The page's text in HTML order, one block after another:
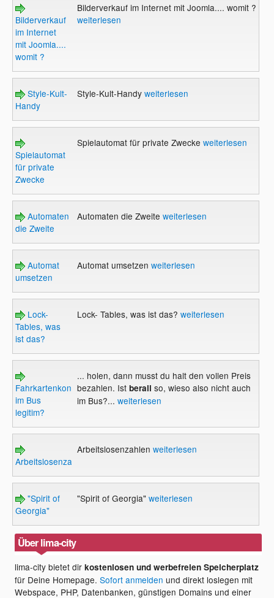
Bilderverkauf
im Internet
mit Joomla....
womit ?
Bilderverkauf im Internet mit Joomla.... womit ?
weiterlesen
Style-Kult-
Handy
Style-Kult-Handy weiterlesen
Spielautomat
für private
Zwecke
Spielautomat für private Zwecke weiterlesen
Automaten
die Zweite
Automaten die Zweite weiterlesen
Automat
umsetzen
Automat umsetzen weiterlesen
Lock-
Tables, was
ist das?
Lock- Tables, was ist das? weiterlesen
Fahrkartenkontrolle
im Bus
legitim?
... holen, dann musst du halt den vollen Preis
bezahlen. Ist berall so, wieso also nicht auch
im Bus?... weiterlesen
Arbeitslosenzahlen
Arbeitslosenzahlen weiterlesen
"Spirit of
Georgia"
"Spirit of Georgia" weiterlesen
Über lima-city
lima-city bietet dirkostenlosen und werbefreien Speicherplatz
für Deine Homepage.Sofort anmelden und direkt loslegen mit
Webspace, PHP, Datenbanken, günstigen Domains und einer